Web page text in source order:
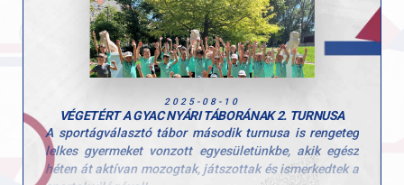
2025-08-10
VÉGETÉRT A GYAC NYÁRI TÁBORÁNAK 2. TURNUSA
A sportágválasztó tábor második turnusa is rengeteg
lelkes gyermeket vonzott egyesületünkbe, akik egész
héten át aktívan mozogtak, játszottak és ismerkedtek a